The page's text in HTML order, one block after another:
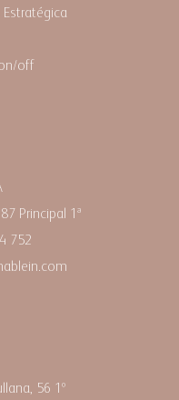
off
Principal 1ª
752
56 1º